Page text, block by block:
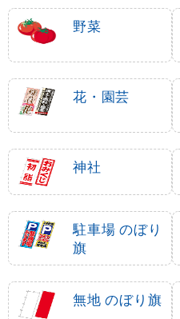
のぼり旗 (2305) 本場
の味 長浜らーめん
1,600
1,760円